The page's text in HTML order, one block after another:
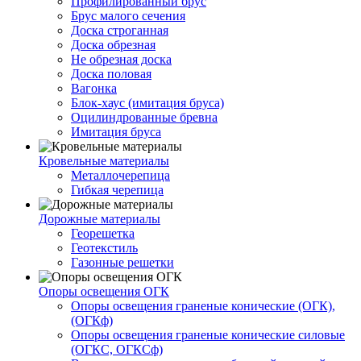
Брус малого сечения
Доска строганная
Доска обрезная
Не обрезная доска
Доска половая
Вагонка
Блок-хаус (имитация бруса)
Оцилиндрованные бревна
Имитация бруса
Кровельные материалы
Металлочерепица
Гибкая черепица
Дорожные материалы
Георешетка
Геотекстиль
Газонные решетки
Опоры освещения ОГК
Опоры освещения граненые конические (ОГК),
(ОГКф)
Опоры освещения граненые конические силовые
(ОГКС, ОГКСф)